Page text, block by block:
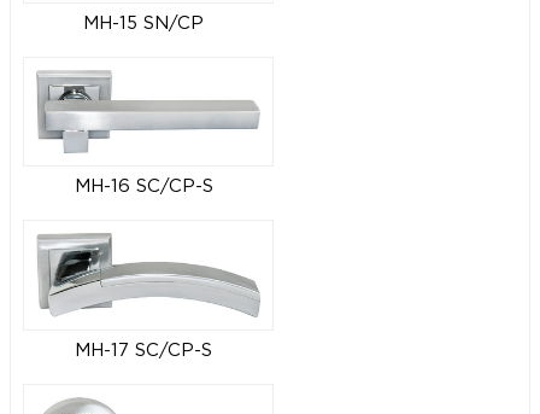
MH-15 SN/CP
MH-16 SC/CP-S
MH-17 SC/CP-S